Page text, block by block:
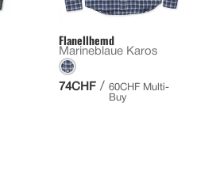
Flanellhemd
Marineblaue Karos
74CHF / 60CHF Multi-
Buy